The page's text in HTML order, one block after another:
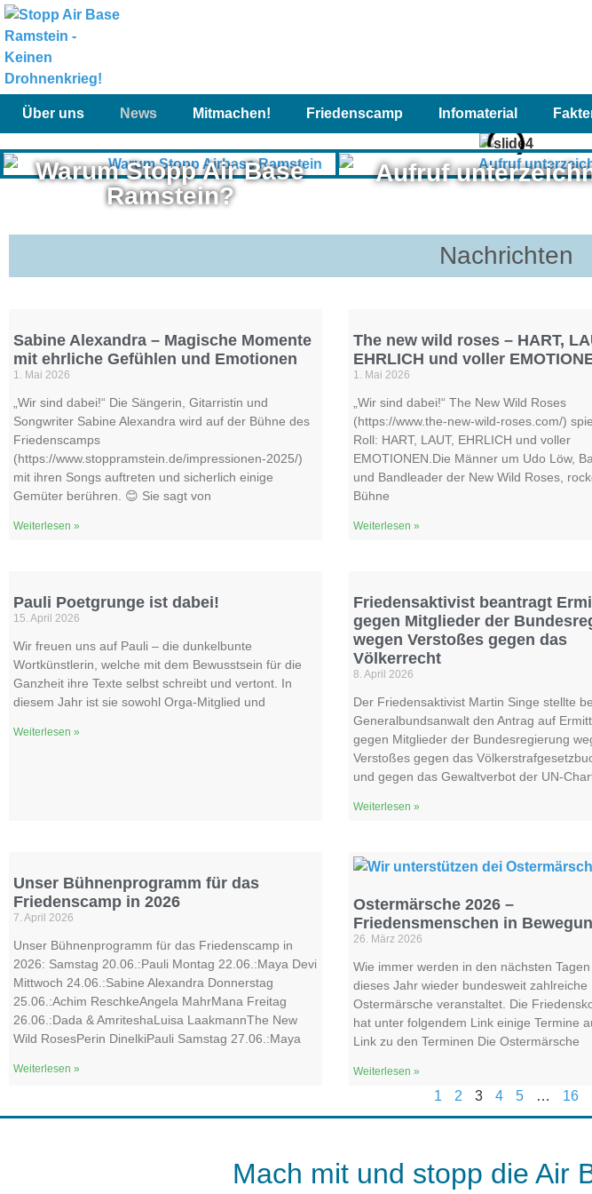
Über uns News Mitmachen! Friedenscamp Infomaterial
Warum Stopp Air Base
Ramstein?
Aufruf
Nachrichten
Sabine Alexandra – Magische Momente
mit ehrliche Gefühlen und Emotionen
1. Mai 2026
„Wir sind dabei!“ Die Sängerin, Gitarristin und
Songwriter Sabine Alexandra wird auf der Bühne des
Friedenscamps
(https://www.stoppramstein.de/impressionen-2025/)
mit ihren Songs auftreten und sicherlich einige
Gemüter berühren. 😊 Sie sagt von
Weiterlesen »
The new wild roses – HART,
EHRLICH und voller
1. Mai 2026
„Wir sind dabei!“ The New Wild Roses
(https://www.the-new-wild-roses.com/)
Roll: HART, LAUT, EHRLICH und voller
EMOTIONEN.Die Männer um Udo Löw,
und Bandleader der New Wild Roses,
Bühne
Weiterlesen »
Pauli Poetgrunge ist dabei!
15. April 2026
Wir freuen uns auf Pauli – die dunkelbunte
Wortkünstlerin, welche mit dem Bewusstsein für die
Ganzheit ihre Texte selbst schreibt und vertont. In
diesem Jahr ist sie sowohl Orga-Mitglied und
Weiterlesen »
Friedensaktivist beantragt
gegen Mitglieder der
wegen Verstoßes gegen das
Völkerrecht
8. April 2026
Der Friedensaktivist Martin Singe stellte
Generalbundsanwalt den Antrag auf
gegen Mitglieder der Bundesregierung
Verstoßes gegen das
und gegen das Gewaltverbot der UN-
Weiterlesen »
Unser Bühnenprogramm für das
Friedenscamp in 2026
7. April 2026
Unser Bühnenprogramm für das Friedenscamp in
2026: Samstag 20.06.:Pauli Montag 22.06.:Maya Devi
Mittwoch 24.06.:Sabine Alexandra Donnerstag
25.06.:Achim ReschkeAngela MahrMana Freitag
26.06.:Dada & AmriteshaLuisa LaakmannThe New
Wild RosesPerin DinelkiPauli Samstag 27.06.:Maya
Weiterlesen »
Ostermärsche 2026 –
Friedensmenschen in
26. März 2026
Wie immer werden in den nächsten
dieses Jahr wieder bundesweit zahlreiche
Ostermärsche veranstaltet. Die
hat unter folgendem Link einige Termine
Link zu den Terminen Die Ostermärsche
Weiterlesen »
1 2 3 4 5 … 16
Mach mit und stopp die Air